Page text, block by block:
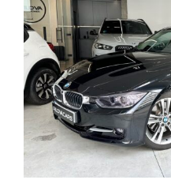
BMW